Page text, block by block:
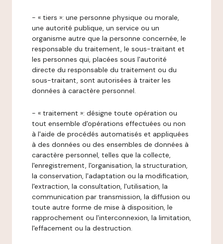
- « tiers »: une personne physique ou morale,
une autorité publique, un service ou un
organisme autre que la personne concernée, le
responsable du traitement, le sous-traitant et
les personnes qui, placées sous l'autorité
directe du responsable du traitement ou du
sous-traitant, sont autorisées à traiter les
données à caractère personnel.
- « traitement »: désigne toute opération ou
tout ensemble d'opérations effectuées ou non
à l'aide de procédés automatisés et appliquées
à des données ou des ensembles de données à
caractère personnel, telles que la collecte,
l'enregistrement, l'organisation, la structuration,
la conservation, l'adaptation ou la modification,
l'extraction, la consultation, l'utilisation, la
communication par transmission, la diffusion ou
toute autre forme de mise à disposition, le
rapprochement ou l'interconnexion, la limitation,
l'effacement ou la destruction.